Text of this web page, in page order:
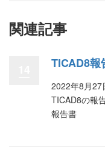
関連記事
TICAD8報
2022年8月27
TICAD8の報
報告書